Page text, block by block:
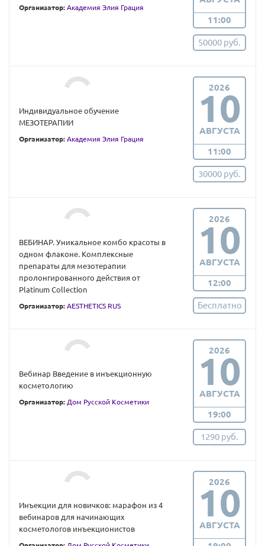
Организатор: Академия Элия Грация
11:00
50000 руб.
Индивидуальное обучение
МЕЗОТЕРАПИИ
Организатор: Академия Элия Грация
2026
10
АВГУСТА
11:00
30000 руб.
ВЕБИНАР. Уникальное комбо красоты в
одном флаконе. Комплексные
препараты для мезотерапии
пролонгированного действия от
Platinum Collection
Организатор: AESTHETICS RUS
2026
10
АВГУСТА
12:00
Бесплатно
Вебинар Введение в инъекционную
косметологию
Организатор: Дом Русской Косметики
2026
10
АВГУСТА
19:00
1290 руб.
Инъекции для новичков: марафон из 4
вебинаров для начинающих
косметологов инъекционистов
2026
10
АВГУСТА